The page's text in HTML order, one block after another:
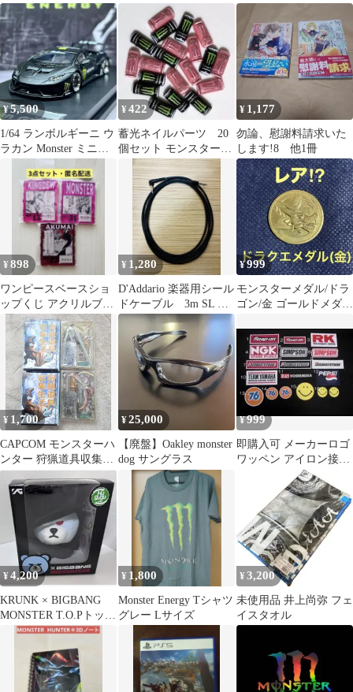
★MONSTER
TRUCKS★スーパーマ
リオ
別付録
¥5,500
1/64 ランボルギーニ ウ
ラカン Monster ミニカ
ー モンスター
¥422
蓄光ネイルパーツ 20
個セット モンスター
MONSTER デコパーツ
¥ 1,177
勿論、慰謝料請求いた
します!8 他1冊
¥898
ワンピースベースショ
ップくじ アクリルブロ
ックチャーム キングデ
ュー モンスター
¥ 1,280
D'Addario 楽器用シール
ドケーブル 3m SL プ
ラネットウェーブス
¥999
モンスターメダル/ドラ
ゴン/金 ゴールドメダ
山明ドラクエ
¥ 1,700
CAPCOM モンスターハ
ンター 狩猟道具収集生
活 2号 フィギュア 2個
セット
¥25,000
【廃盤】Oakley monster
dog サングラス
¥999
即購入可 メーカーロゴ
ワッペン アイロン接着
選べるワッペン 4枚999
¥4,200
KRUNK × BIGBANG
MONSTER T.O.Pトップ
公式グッズ
¥ 1,800
Monster Energy Tシャツ
グレー Lサイズ
¥ 3,200
未使用品 井上尚弥 フェ
イスタオル